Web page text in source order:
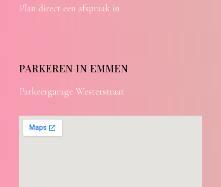
Plan direct een afspraak in
PARKEREN IN EMMEN
Parkeergarage Westerstraat